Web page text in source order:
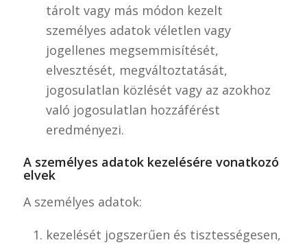
tárolt vagy más módon kezelt
személyes adatok véletlen vagy
jogellenes megsemmisítését,
elvesztését, megváltoztatását,
jogosulatlan közlését vagy az azokhoz
való jogosulatlan hozzáférést
eredményezi.
A személyes adatok kezelésére vonatkozó
elvek
A személyes adatok:
kezelését jogszerűen és tisztességesen,